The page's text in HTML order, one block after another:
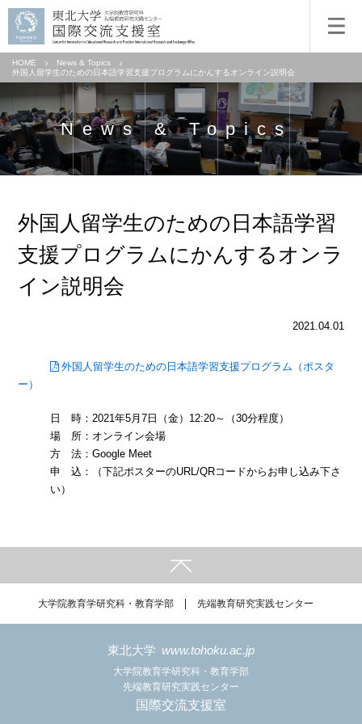
HOME
News & Topics
外国人留学生のための日本語学習支援プログラムにかんするオンライン説明会
News & Topics
外国人留学生のための日本語学習
支援プログラムにかんするオンラ
イン説明会
2021.04.01
外国人留学生のための日本語学習支援プログラム（ポスタ
ー）
日 時：2021年5月7日（金）12:20～（30分程度）
場 所：オンライン会場
方 法：Google Meet
申 込：（下記ポスターのURL/QRコードからお申し込み下さ
い）
大学院教育学研究科・教育学部 先端教育研究実践センター
東北大学 www.tohoku.ac.jp
大学院教育学研究科・教育学部
先端教育研究実践センター
国際交流支援室